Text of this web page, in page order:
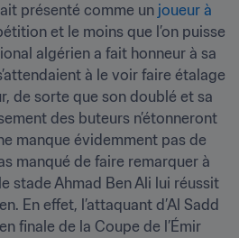
présenté comme un joueur à
et le moins que l’on puisse
algérien a fait honneur à sa
à le voir faire étalage
de sorte que son doublé et sa
des buteurs n’étonneront
manque évidemment pas de
manqué de faire remarquer à
stade Ahmad Ben Ali lui réussit
En effet, l’attaquant d’Al Sadd
finale de la Coupe de l’Émir